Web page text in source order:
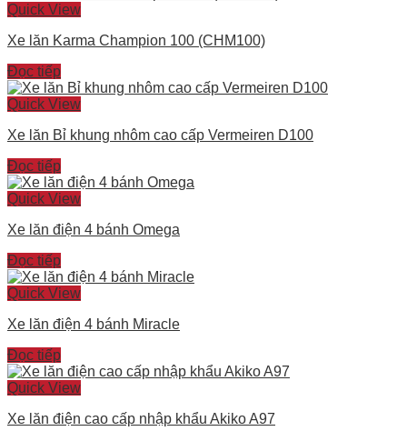
Quick View
Xe lăn Karma Champion 100 (CHM100)
Đọc tiếp
Quick View
Xe lăn Bỉ khung nhôm cao cấp Vermeiren D100
Đọc tiếp
Quick View
Xe lăn điện 4 bánh Omega
Đọc tiếp
Quick View
Xe lăn điện 4 bánh Miracle
Đọc tiếp
Quick View
Xe lăn điện cao cấp nhập khẩu Akiko A97